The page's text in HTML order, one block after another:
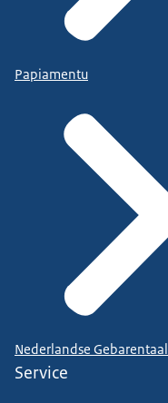
Papiamentu
Nederlandse Gebarentaal
Service